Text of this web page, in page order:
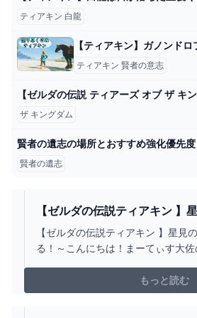
ティアキン 白龍
ティアキン 賢者の意志
ザ キングダム
賢者の遺志の場所とおすすめ強化優先
賢者の遺志
【ゼルダの伝説ティアキン 】
単に分かる！～ - YOUTUBE
【ゼルダの伝説ティアキン 】星見
る！～こんにちは！まーてぃす大
ダム、星見の島攻略法について！
までのルート。次に、星見の島攻
もっと読む